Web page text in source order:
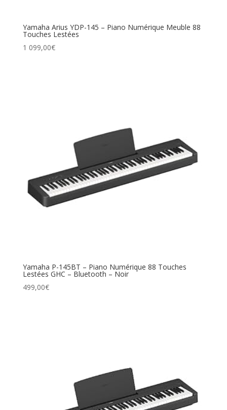
Yamaha Arius YDP-145 – Piano Numérique Meuble 88
Touches Lestées
1 099,00€
Yamaha P-145BT – Piano Numérique 88 Touches
Lestées GHC – Bluetooth – Noir
499,00€